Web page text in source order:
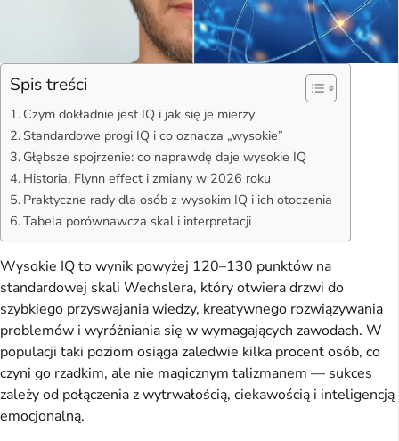
Spis treści
Czym dokładnie jest IQ i jak się je mierzy
Standardowe progi IQ i co oznacza „wysokie”
Głębsze spojrzenie: co naprawdę daje wysokie IQ
Historia, Flynn effect i zmiany w 2026 roku
Praktyczne rady dla osób z wysokim IQ i ich otoczenia
Tabela porównawcza skal i interpretacji
Wysokie IQ to wynik powyżej 120–130 punktów na
standardowej skali Wechslera, który otwiera drzwi do
szybkiego przyswajania wiedzy, kreatywnego rozwiązywania
problemów i wyróżniania się w wymagających zawodach. W
populacji taki poziom osiąga zaledwie kilka procent osób, co
czyni go rzadkim, ale nie magicznym talizmanem — sukces
zależy od połączenia z wytrwałością, ciekawością i inteligencją
emocjonalną.